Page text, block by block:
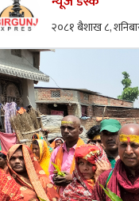
२०८१ बैशाख ८,